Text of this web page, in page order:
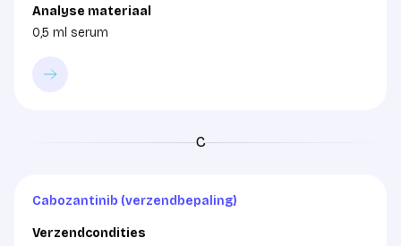
Analyse materiaal
0,5 ml serum
C
Cabozantinib (verzendbepaling)
Verzendcondities